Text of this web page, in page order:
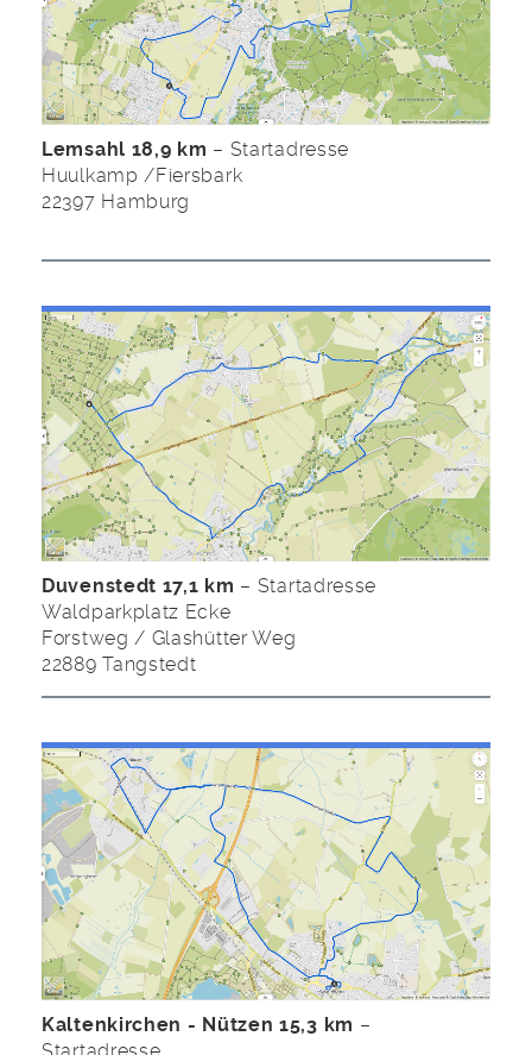
Lemsahl 18,9 km – Startadresse
Huulkamp /Fiersbark
22397 Hamburg
Duvenstedt 17,1 km – Startadresse
Waldparkplatz Ecke
Forstweg / Glashütter Weg
22889 Tangstedt
Kaltenkirchen - Nützen 15,3 km –
Startadresse